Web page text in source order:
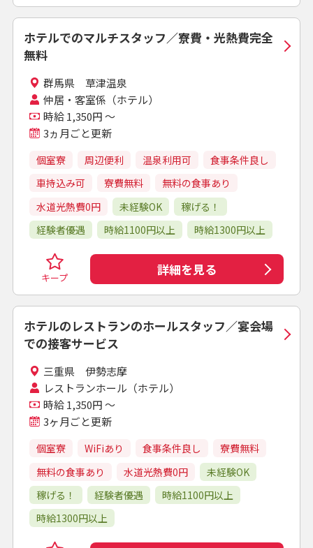
ホテルでのマルチスタッフ／寮費・光熱費完全
無料
群馬県 草津温泉
仲居・客室係（ホテル）
時給 1,350円 ～
3ヵ月ごと更新
個室寮 周辺便利 温泉利用可
食事条件良し
車持込み可
寮費無料
無料の食事あり
水道光熱費0円
未経験OK
稼げる！
経験者優遇
時給1100円以上 時給1300円以上
キープ 詳細を見る
ホテルのレストランのホールスタッフ／宴会場
での接客サービス
三重県 伊勢志摩
レストランホール（ホテル）
時給 1,350円 ～
3ヶ月ごと更新
個室寮 WiFiあり 食事条件良し
寮費無料
無料の食事あり
水道光熱費0円
未経験OK
稼げる！
経験者優遇
時給1100円以上
時給1300円以上